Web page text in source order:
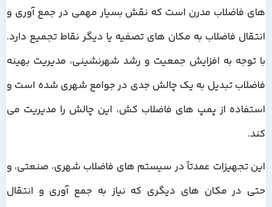
های فاضلاب مدرن است که نقش بسیار مهمی در جمع آوری و
انتقال فاضلاب به مکان های تصفیه یا دیگر نقاط تجمیع دارد.
با توجه به افزایش جمعیت و رشد شهرنشینی، مدیریت بهینه
فاضلاب تبدیل به یک چالش جدی در جوامع شهری شده است و
استفاده از پمپ های فاضلاب کش، این چالش را مدیریت می
کند.
این تجهیزات عمدتاً در سیستم های فاضلاب شهری، صنعتی، و
حتی در مکان های دیگری که نیاز به جمع آوری و انتقال